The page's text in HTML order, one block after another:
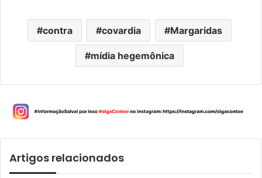
contra covardia Margaridas
mídia hegemônica
Artigos relacionados